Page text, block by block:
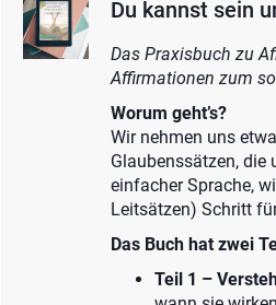
Du kannst sein
Das Praxisbuch zu
Affirmationen zum
Worum geht’s?
Wir nehmen uns
Glaubenssätzen, die
einfacher Sprache,
Leitsätzen) Schritt
Das Buch hat zwei
Teil 1 –